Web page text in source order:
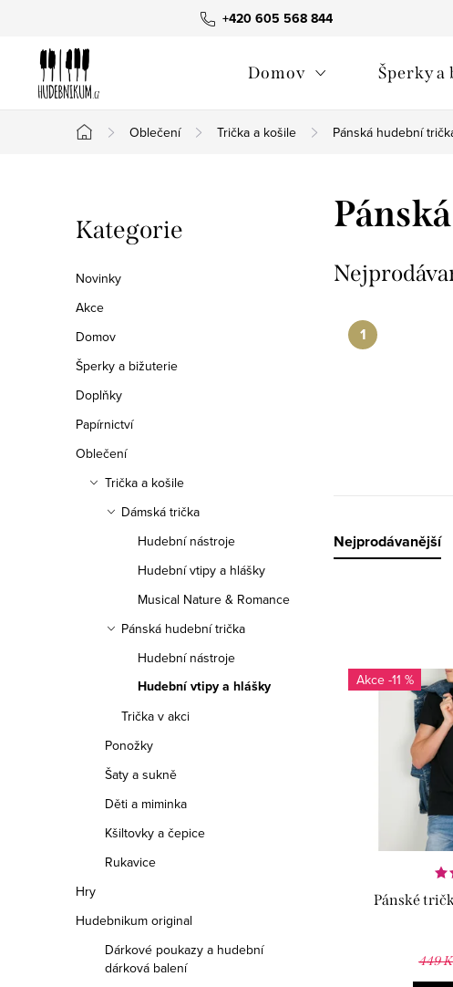
+420 605 568 844
Domov Šperky
Domů
Oblečení Trička a košile Pánská hudební
o
s
t
r
a
n
n
Přeskočit
kategorie
Kategorie
Novinky
Akce
Domov
Šperky a bižuterie
Doplňky
Papírnictví
Oblečení
Trička a košile
Dámská trička
Hudební nástroje
Hudební vtipy a hlášky
Musical Nature & Romance
Pánská hudební trička
Hudební nástroje
Hudební vtipy a hlášky
Trička v akci
Ponožky
Šaty a sukně
Děti a miminka
Kšiltovky a čepice
Rukavice
Hry
Hudebnikum original
Dárkové poukazy a hudební
dárková balení
Ř
n
Nejprodávanější
V
-11 %
Pánské
449